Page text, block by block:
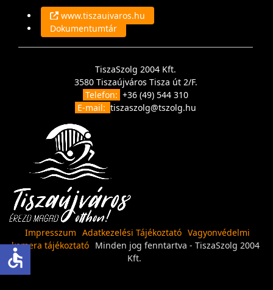
www.tiszaujvaros.hu
Dokumentumtár
TiszaSzolg 2004 Kft.
3580 Tiszaújváros Tisza út 2/F.
Telefon: +36 (49) 544 310
E-mail: tiszaszolg@tszolg.hu
Impresszum Adatkezelési Tájékoztató Vagyonvédelmi
kamera tájékoztató Minden jog fenntartva - TiszaSzolg 2004
Kft.
accessible